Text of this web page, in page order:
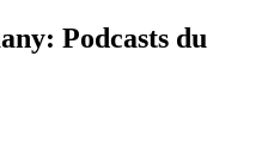
Podcasts du